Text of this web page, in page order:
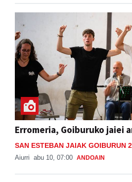
Erromeria, Goiburuko jaiei
SAN ESTEBAN JAIAK GOIBURUN
Aiurri abu 10, 07:00 ANDOAIN